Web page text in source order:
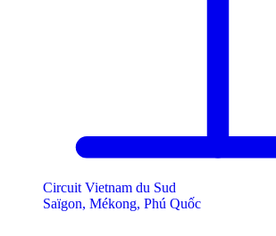
Circuit Vietnam du Sud
Saïgon, Mékong, Phú Quốc